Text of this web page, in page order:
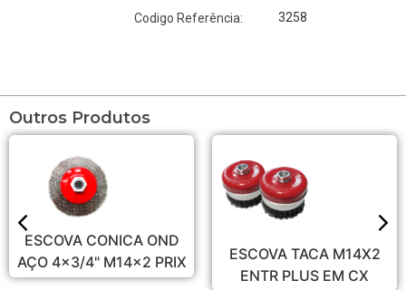
Codigo Referência: 3258
Outros Produtos
ESCOVA CONICA OND
AÇO 4x3/4" M14x2 PRIX
ESCOVA TACA M14X2
ENTR PLUS EM CX